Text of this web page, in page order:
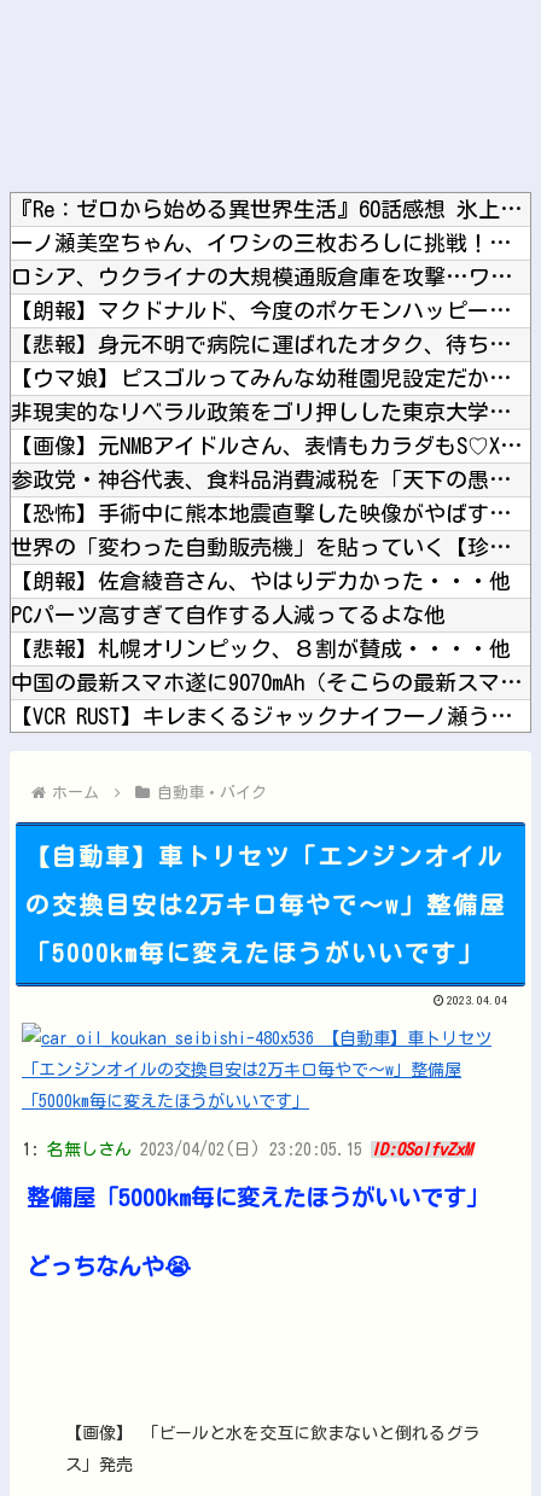
『Re：ゼロから始める異世界生活』60話感想 氷上のバトル！...
一ノ瀬美空ちゃん、イワシの三枚おろしに挑戦！！！【乃木坂46...
ロシア、ウクライナの大規模通販倉庫を攻撃…ワイルドベリーズへ...
【朗報】マクドナルド、今度のポケモンハッピーセットは転売対策...
【悲報】身元不明で病院に運ばれたオタク、待ち受けから「ラブラ...
【ウマ娘】ピスゴルってみんな幼稚園児設定だから興奮するよね他
非現実的なリベラル政策をゴリ押しした東京大学、貯金から無駄金...
【画像】元NMBアイドルさん、表情もカラダもS♡X女になって...
参政党・神谷代表、食料品消費減税を「天下の愚策だ」と痛烈批判...
【恐怖】手術中に熊本地震直撃した映像がやばすぎ・・・他
世界の「変わった自動販売機」を貼っていく【珍百景】他
【朗報】佐倉綾音さん、やはりデカかった・・・他
PCパーツ高すぎて自作する人減ってるよな他
【悲報】札幌オリンピック、８割が賛成・・・・他
中国の最新スマホ遂に9070mAh（そこらの最新スマホの約2...
【VCR RUST】キレまくるジャックナイフ一ノ瀬うるはｗｗ...
【にじさんじ】笹木、1週間ほど里に帰省他
Powered by livedoor 相互RSS
ホーム 自動車・バイク
【自動車】車トリセツ「エンジンオイル
の交換目安は2万キロ毎やで～w」整備屋
「5000km毎に変えたほうがいいです」
2023.04.04
1: 名無しさん 2023/04/02(日) 23:20:05.15 ID:0SolfvZxM
整備屋「5000km毎に変えたほうがいいです」
どっちなんや😭
【画像】 「ビールと水を交互に飲まないと倒れるグラ
ス」発売